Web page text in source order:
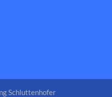
Schluttenhofer